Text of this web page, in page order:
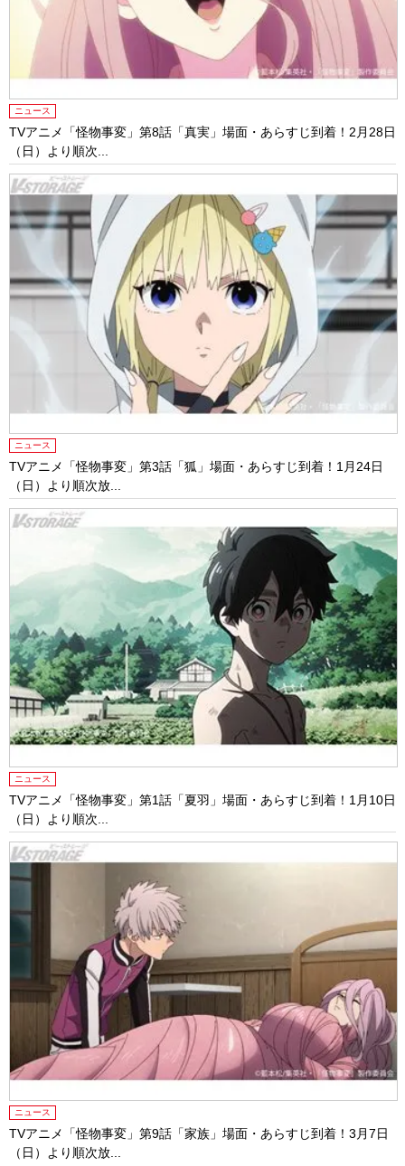
ニュース
TVアニメ「怪物事変」第8話「真実」場面・あらすじ到着！2月28日
（日）より順次...
ニュース
TVアニメ「怪物事変」第3話「狐」場面・あらすじ到着！1月24日
（日）より順次放...
ニュース
TVアニメ「怪物事変」第1話「夏羽」場面・あらすじ到着！1月10日
（日）より順次...
ニュース
TVアニメ「怪物事変」第9話「家族」場面・あらすじ到着！3月7日
（日）より順次放...